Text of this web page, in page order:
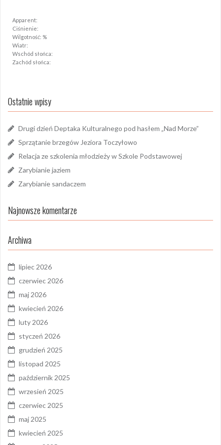
Apparent:
Ciśnienie:
Wilgotność: %
Wiatr:
Wschód słońca:
Zachód słońca:
Ostatnie wpisy
Drugi dzień Deptaka Kulturalnego pod hasłem „Nad Morze”
Sprzątanie brzegów Jeziora Toczyłowo
Relacja ze szkolenia młodzieży w Szkole Podstawowej
Zarybianie jaziem
Zarybianie sandaczem
Najnowsze komentarze
Archiwa
lipiec 2026
czerwiec 2026
maj 2026
kwiecień 2026
luty 2026
styczeń 2026
grudzień 2025
listopad 2025
październik 2025
wrzesień 2025
czerwiec 2025
maj 2025
kwiecień 2025